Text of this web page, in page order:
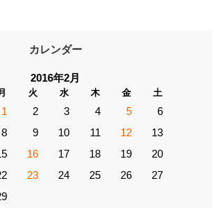
カレンダー
2016年2月
火 水 木 金 土
1 2 3 4 5
6
8 9 10 11 12
13
16 17 18 19
20
23 24 25 26
27